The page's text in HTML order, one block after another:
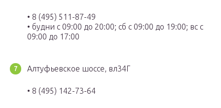
• 8 (495) 511-87-49
• будни с 09:00 до 20:00; сб с 09:00 до 19:00; вс с
09:00 до 17:00
Алтуфьевское шоссе, вл34Г
• 8 (495) 142-73-64